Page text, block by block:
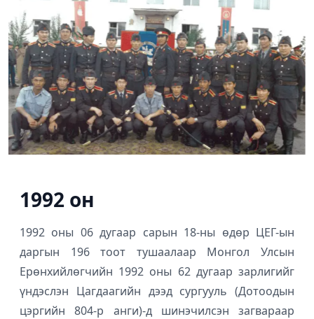
1992 он
1992 оны 06 дугаар сарын 18-ны өдөр ЦЕГ-ын
даргын 196 тоот тушаалаар Монгол Улсын
Ерөнхийлөгчийн 1992 оны 62 дугаар зарлигийг
үндэслэн Цагдаагийн дээд сургууль (Дотоодын
цэргийн 804-р анги)-д шинэчилсэн загвараар